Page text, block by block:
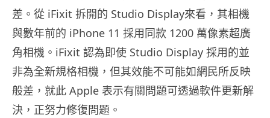
差。從 iFixit 拆開的 Studio Display來看，其相機
與數年前的 iPhone 11 採用同款 1200 萬像素超廣
角相機。iFixit 認為即使 Studio Display 採用的並
非為全新規格相機，但其效能不可能如網民所反映
般差，就此 Apple 表示有關問題可透過軟件更新解
決，正努力修復問題。